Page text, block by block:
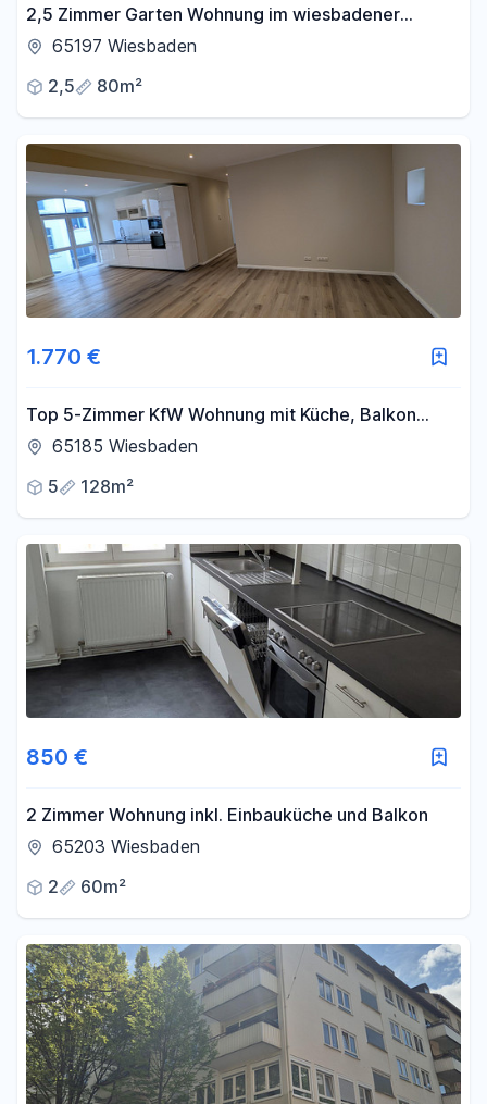
2,5 Zimmer Garten Wohnung im wiesbadener
Künstlerviertel<br>
65197 Wiesbaden
2,5
80m²
1.770 €
Top 5-Zimmer KfW Wohnung mit Küche, Balkon
Bodenheizung in bester Lage von Wiesbaden Mitte
65185 Wiesbaden
5
128m²
850 €
2 Zimmer Wohnung inkl. Einbauküche und Balkon
65203 Wiesbaden
2
60m²